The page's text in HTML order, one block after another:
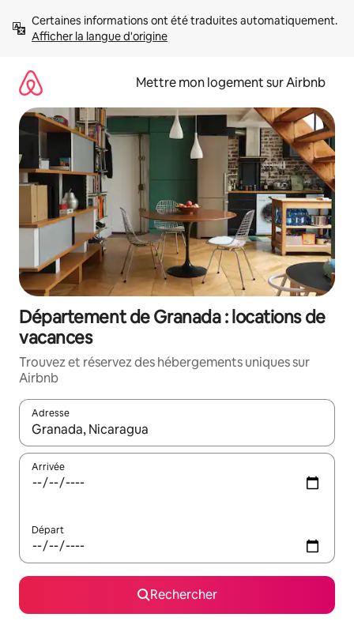
directement
Afficher la langue d'origine
Mettre mon logement sur Airbnb
Département de Granada : locations de
vacances
Trouvez et réservez des hébergements uniques sur
Airbnb
Adresse
Lorsque les résultats s'affichent, utilisez les flèches vers le
Arrivée
Départ
Rechercher